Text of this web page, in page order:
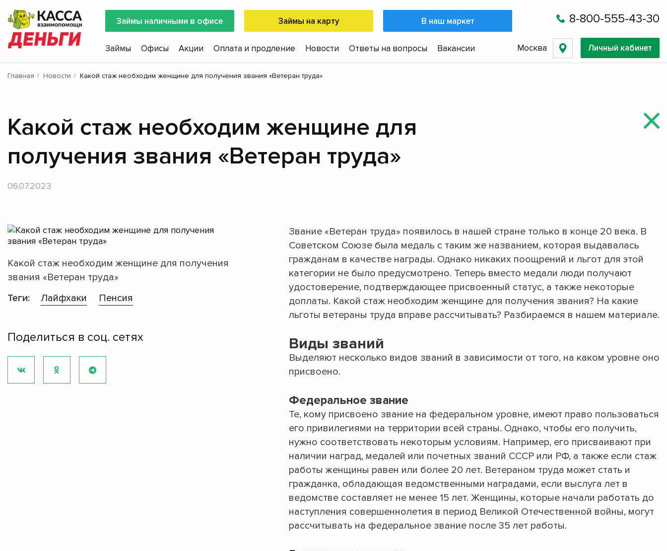
Займы наличными в офисе Займы на карту В наш маркет 8-800-555-43-30
Займы Офисы Акции Оплата и продление Новости Ответы на вопросы Вакансии Москва Личный кабинет
Главная Новости Какой стаж необходим женщине для получения звания «Ветеран труда»
Какой стаж необходим женщине для
получения звания «Ветеран труда»
06.07.2023
Какой стаж необходим женщине для получения
звания «Ветеран труда»
Теги:
Лайфхаки Пенсия
Поделиться в соц. сетях
Звание «Ветеран труда» появилось в нашей стране только в конце 20 века. В
Советском Союзе была медаль с таким же названием, которая выдавалась
гражданам в качестве награды. Однако никаких поощрений и льгот для этой
категории не было предусмотрено. Теперь вместо медали люди получают
удостоверение, подтверждающее присвоенный статус, а также некоторые
доплаты. Какой стаж необходим женщине для получения звания? На какие
льготы ветераны труда вправе рассчитывать? Разбираемся в нашем материале.
Виды званий
Выделяют несколько видов званий в зависимости от того, на каком уровне оно
присвоено.
Федеральное звание
Те, кому присвоено звание на федеральном уровне, имеют право пользоваться
его привилегиями на территории всей страны. Однако, чтобы его получить,
нужно соответствовать некоторым условиям. Например, его присваивают при
наличии наград, медалей или почетных званий СССР или РФ, а также если стаж
работы женщины равен или более 20 лет. Ветераном труда может стать и
гражданка, обладающая ведомственными наградами, если выслуга лет в
ведомстве составляет не менее 15 лет. Женщины, которые начали работать до
наступления совершеннолетия в период Великой Отечественной войны, могут
рассчитывать на федеральное звание после 35 лет работы.